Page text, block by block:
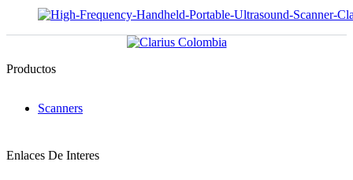
Productos
Scanners
Enlaces De Interes